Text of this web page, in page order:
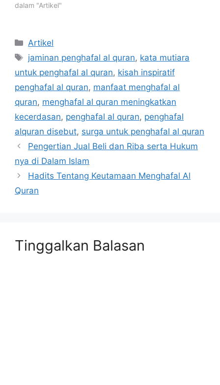
dalam "Artikel"
Kategori
Artikel
Tag
jaminan penghafal al quran, kata mutiara
untuk penghafal al quran, kisah inspiratif
penghafal al quran, manfaat menghafal al
quran, menghafal al quran meningkatkan
kecerdasan, penghafal al quran, penghafal
alquran disebut, surga untuk penghafal al quran
Pengertian Jual Beli dan Riba serta Hukum
nya di Dalam Islam
Hadits Tentang Keutamaan Menghafal Al
Quran
Tinggalkan Balasan